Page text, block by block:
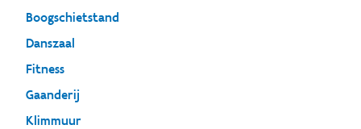
Boogschietstand
Danszaal
Fitness
Gaanderij
Klimmuur